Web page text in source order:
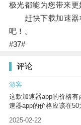
极光都能为您带来更
赶快下载加速器
吧！。
#37#
评论
游客
这款加速器app的价格
速器app的价格应该在50
2025-02-22